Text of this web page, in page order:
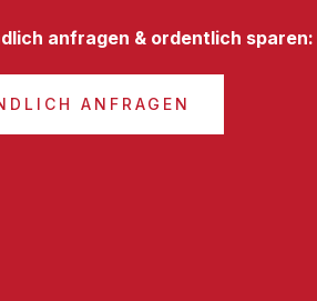
anfragen & ordentlich sparen:
ANFRAGEN